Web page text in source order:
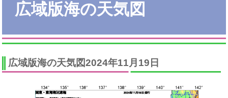
広域版海の天気図
広域版海の天気図2024年11月19日